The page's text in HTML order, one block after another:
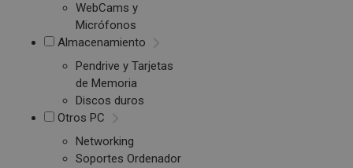
WebCams y
Micrófonos
Almacenamiento
Pendrive y Tarjetas
de Memoria
Discos duros
Otros PC
Networking
Soportes Ordenador